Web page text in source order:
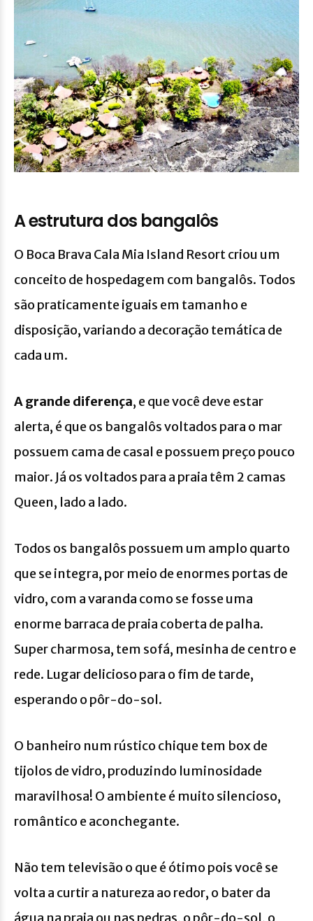
A estrutura dos bangalôs
O Boca Brava Cala Mia Island Resort criou um
conceito de hospedagem com bangalôs. Todos
são praticamente iguais em tamanho e
disposição, variando a decoração temática de
cada um.
A grande diferença, e que você deve estar
alerta, é que os bangalôs voltados para o mar
possuem cama de casal e possuem preço pouco
maior. Já os voltados para a praia têm 2 camas
Queen, lado a lado.
Todos os bangalôs possuem um amplo quarto
que se integra, por meio de enormes portas de
vidro, com a varanda como se fosse uma
enorme barraca de praia coberta de palha.
Super charmosa, tem sofá, mesinha de centro e
rede. Lugar delicioso para o fim de tarde,
esperando o pôr-do-sol.
O banheiro num rústico chique tem box de
tijolos de vidro, produzindo luminosidade
maravilhosa! O ambiente é muito silencioso,
romântico e aconchegante.
Não tem televisão o que é ótimo pois você se
volta a curtir a natureza ao redor, o bater da
água na praia ou nas pedras, o pôr-do-sol, o